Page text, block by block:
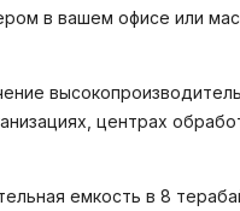
в вашем офисе или
центрах
емкость в 8